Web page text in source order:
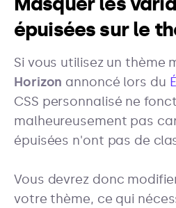
épuisées sur le
Si vous utilisez un thème
Horizon annoncé lors du
CSS personnalisé ne
malheureusement pas
épuisées n'ont pas de
Vous devrez donc
votre thème, ce qui